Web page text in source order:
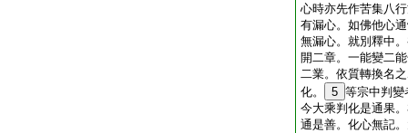
心時亦先作苦集八
有漏心。如佛他心
無漏心。就別釋中
開二章。一能變二
二業。依質轉換名
化。
5 等宗中判變
今大乘判化是通果
通是善。化心無記